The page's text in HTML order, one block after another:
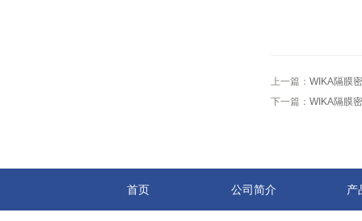
上一篇： WIKA隔膜
下一篇： WIKA隔膜
首页 公司简介 产